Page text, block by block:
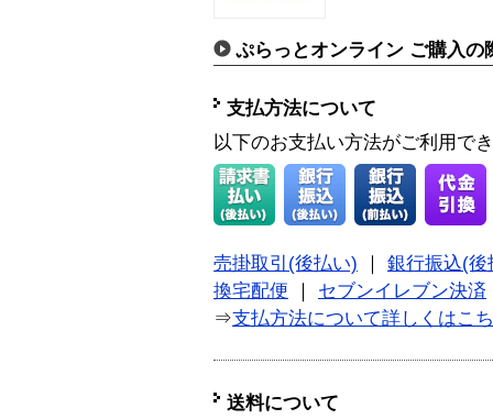
ぷらっとオンライン ご購入の
支払方法について
以下のお支払い方法がご利用で
売掛取引(後払い) ｜ 銀行振込(後
換宅配便 ｜ セブンイレブン決済
⇒支払方法について詳しくはこ
送料について